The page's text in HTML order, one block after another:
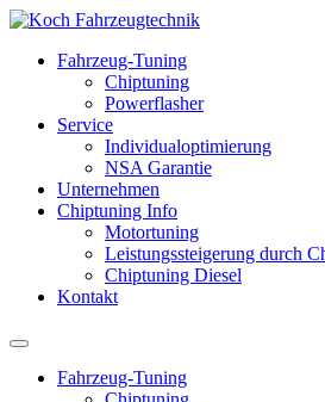
Fahrzeug-Tuning
Chiptuning
Powerflasher
Service
Individualoptimierung
NSA Garantie
Unternehmen
Chiptuning Info
Motortuning
Leistungssteigerung durch
Chiptuning Diesel
Kontakt
Fahrzeug-Tuning